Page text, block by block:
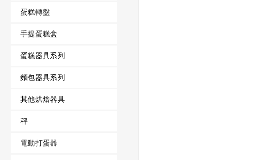
蛋糕轉盤
手提蛋糕盒
蛋糕器具系列
麵包器具系列
其他烘焙器具
秤
電動打蛋器